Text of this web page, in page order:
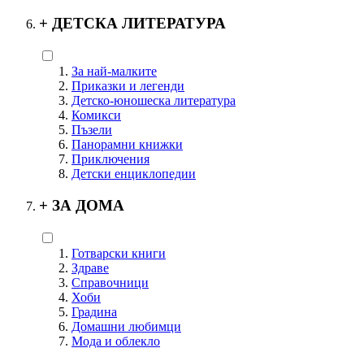
+ ДЕТСКА ЛИТЕРАТУРА
За най-малките
Приказки и легенди
Детско-юношеска литература
Комикси
Пъзели
Панорамни книжки
Приключения
Детски енциклопедии
+ ЗА ДОМА
Готварски книги
Здраве
Справочници
Хоби
Градина
Домашни любимци
Мода и облекло